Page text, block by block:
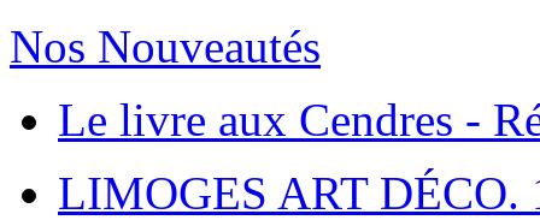
Nos Nouveautés
Le livre aux Cendres -
LIMOGES ART